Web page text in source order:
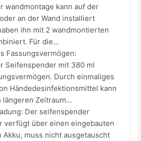
wandmontage kann auf der
an der Wand installiert
ihn mit 2 wandmontierten
Für die...
Fassungsvermögen:
Seifenspender mit 380 ml
Durch einmaliges
Händedesinfektionsmittel kann
Zeitraum...
Der seifenspender
verfügt über einen eingebauten
muss nicht ausgetauscht